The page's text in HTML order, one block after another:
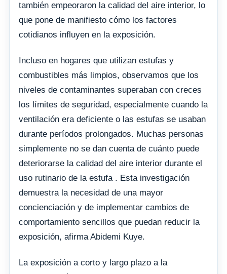
también empeoraron la calidad del aire interior, lo
que pone de manifiesto cómo los factores
cotidianos influyen en la exposición.
Incluso en hogares que utilizan estufas y
combustibles más limpios, observamos que los
niveles de contaminantes superaban con creces
los límites de seguridad, especialmente cuando la
ventilación era deficiente o las estufas se usaban
durante períodos prolongados. Muchas personas
simplemente no se dan cuenta de cuánto puede
deteriorarse la calidad del aire interior durante el
uso rutinario de la estufa . Esta investigación
demuestra la necesidad de una mayor
concienciación y de implementar cambios de
comportamiento sencillos que puedan reducir la
exposición, afirma Abidemi Kuye.
La exposición a corto y largo plazo a la